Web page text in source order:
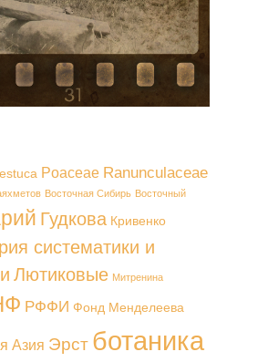
Poaceae Ranunculaceae
Восточная Сибирь Восточный
Гудкова Кривенко
систематики и
Лютиковые Митренина
РФФИ Фонд Менделеева
Азия Эрст ботаника